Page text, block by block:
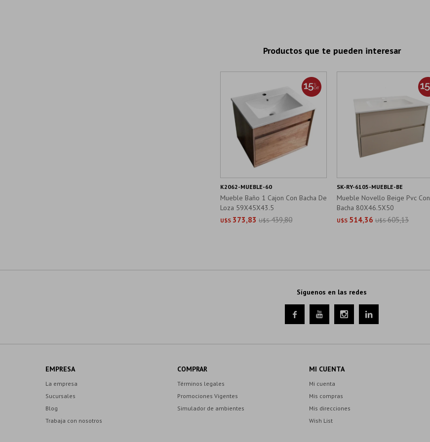
Productos que te pueden interesar
Mueble Baño 1 Cajon Con Bacha De
Loza 59X45X43.5
U$S 373,83 U$S 439,80
K2062-MUEBLE-60
Mueble Novello Beige Pvc Con
Bacha 80X46.5X50
U$S 514,36 U$S 605,13
SK-RY-6105-MUEBLE-BE
Síguenos en las redes
   
EMPRESA
La empresa
Sucursales
Blog
Trabaja con nosotros
COMPRAR
Términos legales
Promociones Vigentes
Simulador de ambientes
MI CUENTA
Mi cuenta
Mis compras
Mis direcciones
Wish List